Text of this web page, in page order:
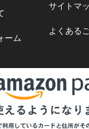
ーム
サイトマ
よくある